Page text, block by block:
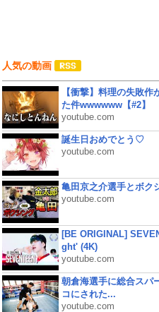
人気の動画
【衝撃】料理の失敗
た件wwwwww【#2】
youtube.com
誕生日おめでとう♡
youtube.com
亀田京之介選手とボク
youtube.com
[BE ORIGINAL]
ght' (4K)
youtube.com
朝倉海選手に総合スパ
コにされた...
youtube.com